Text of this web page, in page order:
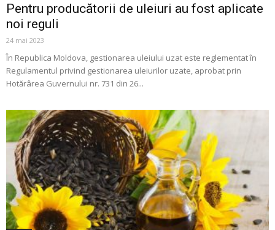
Pentru producătorii de uleiuri au fost aplicate
noi reguli
24 mai 2023
În Republica Moldova, gestionarea uleiului uzat este reglementat în
Regulamentul privind gestionarea uleiurilor uzate, aprobat prin
Hotărârea Guvernului nr. 731 din 26...